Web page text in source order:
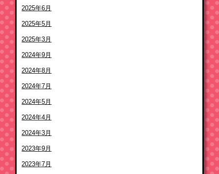
2025年6月
2025年5月
2025年3月
2024年9月
2024年8月
2024年7月
2024年5月
2024年4月
2024年3月
2023年9月
2023年7月